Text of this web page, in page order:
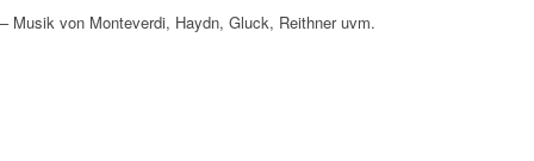
– Musik von Monteverdi, Haydn, Gluck, Reithner uvm.